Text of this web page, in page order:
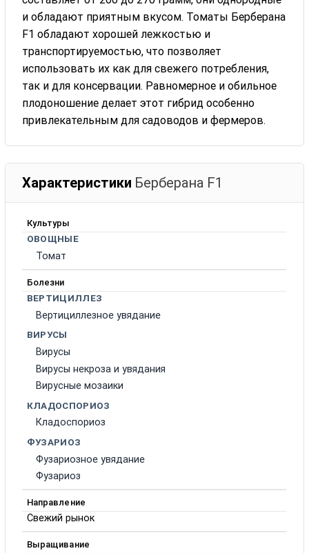
и обладают приятным вкусом. Томаты Берберана
F1 обладают хорошей лежкостью и
транспортируемостью, что позволяет
использовать их как для свежего потребления,
так и для консервации. Равномерное и обильное
плодоношение делает этот гибрид особенно
привлекательным для садоводов и фермеров.
Характеристики Берберана F1
Культуры
ОВОЩНЫЕ
Томат
Болезни
ВЕРТИЦИЛЛЕЗ
Вертициллезное увядание
ВИРУСЫ
Вирусы
Вирусы некроза и увядания
Вирусные мозаики
КЛАДОСПОРИОЗ
Кладоспориоз
ФУЗАРИОЗ
Фузариозное увядание
Фузариоз
Направление
Свежий рынок
Выращивание